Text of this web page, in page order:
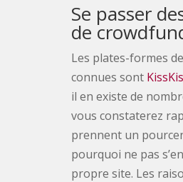
Se passer
de
Les plates-formes
connues sont
il en existe de
vous constaterez
prennent un
pourquoi ne pas
propre site. Les